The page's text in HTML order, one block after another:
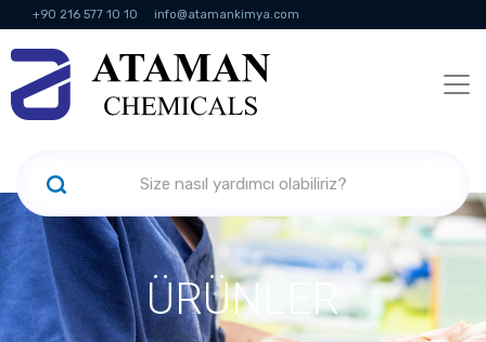
+90 216 577 10 10 info@atamankimya.com
KVKK Politikası Bilgi Toplumu Hizmetleri
ÜRÜNLER